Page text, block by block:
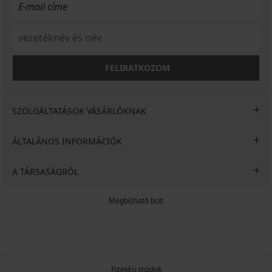
Eredeti ár
9 090
Eredeti ár
9 090
FELIRATKOZOM
SZOLGÁLTATÁSOK VÁSÁRLÓKNAK
ÁLTALÁNOS INFORMÁCIÓK
A TÁRSASÁGRÓL
Megbízható bolt
Fizetési módok